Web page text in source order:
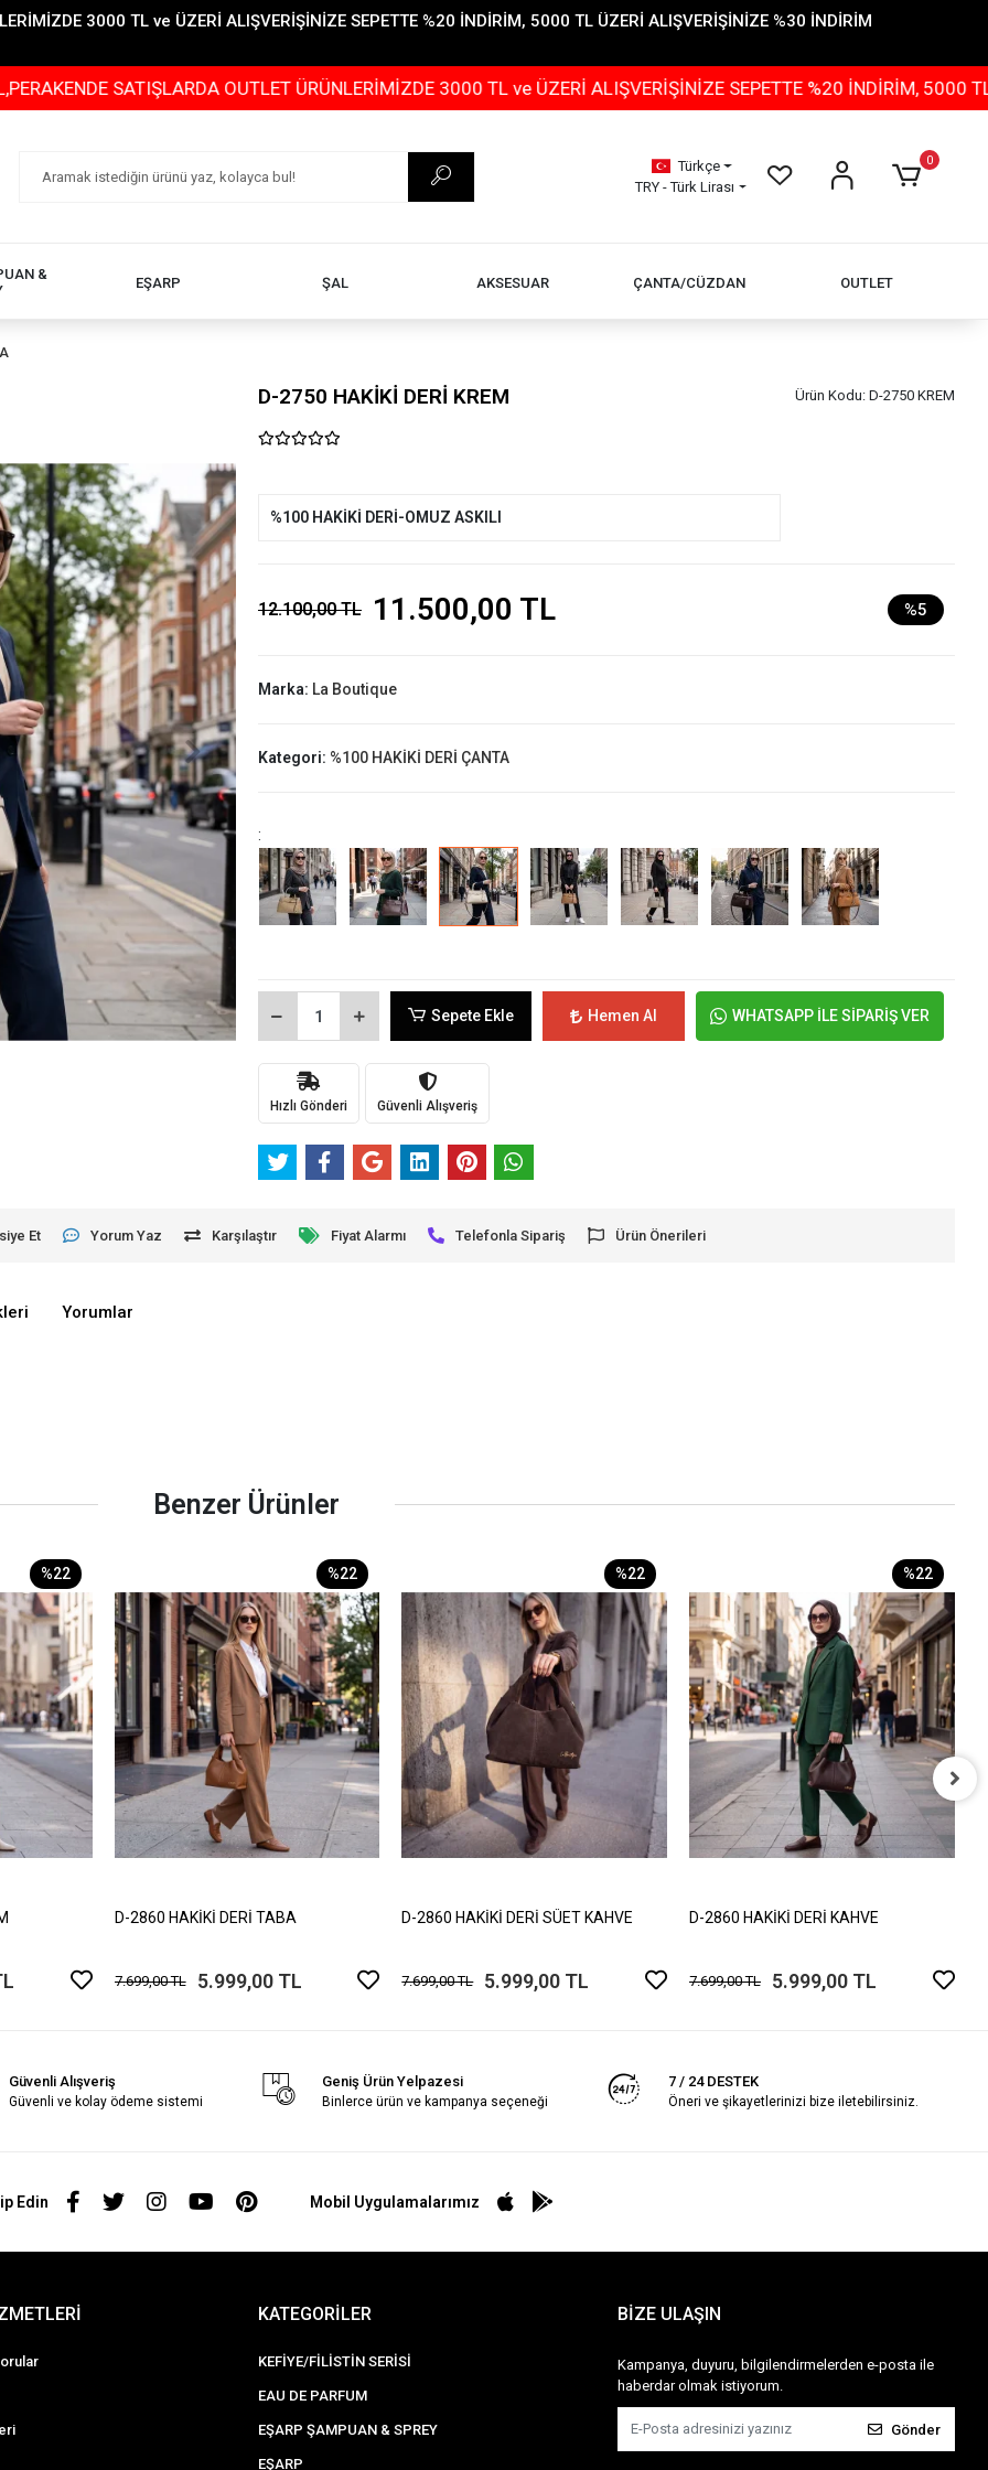
3000 TL ve ÜZERİ ALIŞVERİŞİNİZE SEPETTE %20 İNDİRİM, 5000 TL ÜZERİ ALIŞVERİŞİNİZE %30 İNDİRİM
SATIŞLARDA OUTLET ÜRÜNLERİMİZDE 3000 TL ve ÜZERİ ALIŞVERİŞİNİZE SEPETTE %20 İNDİRİM, 5000 TL ÜZERİ
Türkçe
TRY - Türk Lirası
0
&
EŞARP ŞAL AKSESUAR ÇANTA/CÜZDAN OUTLET
D-2750 HAKİKİ DERİ KREM Ürün Kodu: D-2750 KREM
%100 HAKİKİ DERİ-OMUZ ASKILI
12.100,00 TL 11.500,00 TL %5
Marka: La Boutique
Kategori: %100 HAKİKİ DERİ ÇANTA
:
Sepete Ekle Hemen Al WHATSAPP İLE SİPARİŞ VER
Hızlı Gönderi Güvenli Alışveriş
Et Yorum Yaz Karşılaştır Fiyat Alarmı Telefonla Sipariş Ürün Önerileri
Yorumlar
Benzer Ürünler
%22 %22
D-2860 HAKİKİ DERİ TABA
7.699,00 TL 5.999,00 TL
%22
D-2860 HAKİKİ DERİ SÜET KAHVE
7.699,00 TL 5.999,00 TL
%22
D-2860 HAKİKİ DERİ KAHVE
7.699,00 TL 5.999,00 TL
Güvenli Alışveriş
Güvenli ve kolay ödeme sistemi
Geniş Ürün Yelpazesi
Binlerce ürün ve kampanya seçeneği
7 / 24 DESTEK
Öneri ve şikayetlerinizi bize iletebilirsiniz.
Edin Mobil Uygulamalarımız
KATEGORİLER
KEFİYE/FİLİSTİN SERİSİ
EAU DE PARFUM
EŞARP ŞAMPUAN & SPREY
EŞARP
BİZE ULAŞIN
Kampanya, duyuru, bilgilendirmelerden e-posta ile
haberdar olmak istiyorum.
Gönder